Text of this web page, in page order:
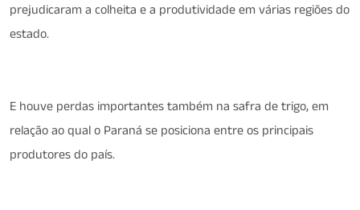
prejudicaram a colheita e a produtividade em várias regiões do
estado.
E houve perdas importantes também na safra de trigo, em
relação ao qual o Paraná se posiciona entre os principais
produtores do país.